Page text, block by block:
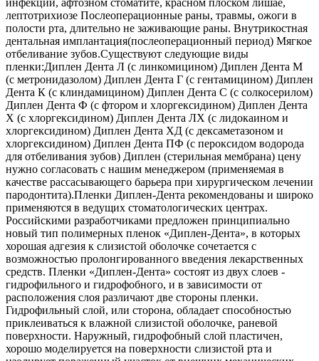
инфекции, афтозном стоматите, красном плоском лишае,
лептотрихиозе Послеоперационные раны, травмы, ожоги в
полости рта, длительно не заживающие раны. Внутрикостная
дентальная имплантация(послеоперационный период) Мягкое
отбеливание зубов.Существуют следующие виды
пленки:Диплен Дента Л (с линкомицином) Диплен Дента М
(с метронидазолом) Диплен Дента Г (с гентамицином) Диплен
Дента К (с клиндамицином) Диплен Дента С (с солкосерилом)
Диплен Дента Ф (с фтором и хлоргексидином) Диплен Дента
Х (с хлоргексидином) Диплен Дента ЛХ (с лидокаином и
хлоргексидином) Диплен Дента ХД (с дексаметазоном и
хлоргексидином) Диплен Дента ПФ (с пероксидом водорода
для отбеливания зубов) Диплен (стерильная мембрана) цену
нужно согласовать с нашим менеджером (применяемая в
качестве рассасывающего барьера при хирургическом лечении
пародонтита).Пленки Диплен-Дента рекомендованы и широко
применяются в ведущих стоматологических центрах.
Российскими разработчиками предложен принципиально
новый тип полимерных пленок «Диплен-Дента», в которых
хорошая адгезия к слизистой оболочке сочетается с
возможностью пролонгированного введения лекарственных
средств. Пленки «Диплен-Дента» состоят из двух слоев -
гидрофильного и гидрофобного, и в зависимости от
расположения слоя различают две стороны пленки.
Гидрофильный слой, или сторона, обладает способностью
приклеиваться к влажной слизистой оболочке, раневой
поверхности. Наружный, гидрофобный слой пластичен,
хорошо моделируется на поверхности слизистой рта и